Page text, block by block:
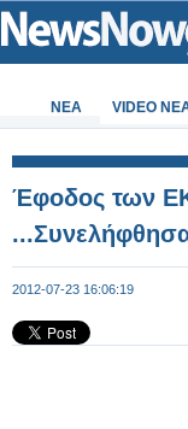
ΝΕΑ VIDEO
Έφοδος των
2012-07-23 16:06:19